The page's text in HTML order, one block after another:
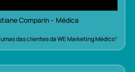
Comparin – Médica
das clientes da WE Marketing Médico”